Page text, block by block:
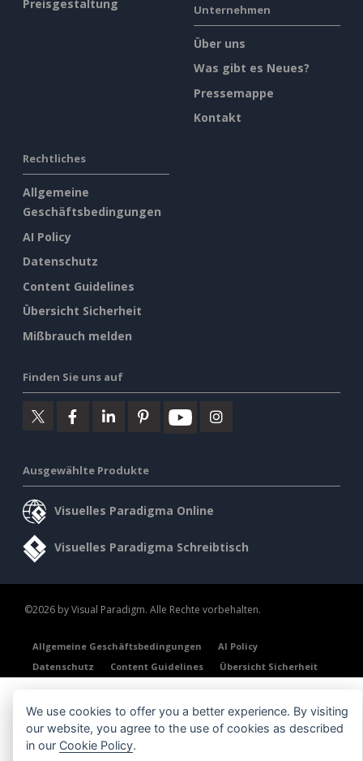
Preisgestaltung
Unternehmen
Über uns
Was gibt es Neues?
Pressemappe
Kontakt
Rechtliches
Allgemeine
Geschäftsbedingungen
AI Policy
Datenschutz
Content Guidelines
Übersicht Sicherheit
Mißbrauch melden
Finden Sie uns auf
Ausgewählte Produkte
Visuelles Paradigma Online
Visuelles Paradigma Schreibtisch
©2026 by Visual Paradigm. Alle Rechte vorbehalten.
Allgemeine Geschäftsbedingungen
AI Policy
Datenschutz
Content Guidelines Übersicht Sicherheit
We use cookies to offer you a better experience. By visiting
our website, you agree to the use of cookies as described
in our Cookie Policy.